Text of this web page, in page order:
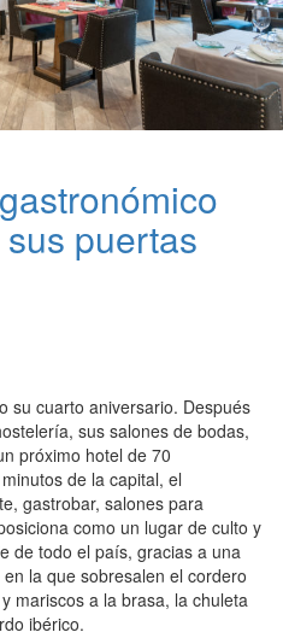
puertas
su cuarto aniversario. Después
sus salones de bodas,
próximo hotel de 70
de la capital, el
gastrobar, salones para
como un lugar de culto y
de todo el país, gracias a una
la que sobresalen el cordero
mariscos a la brasa, la chuleta
ibérico.